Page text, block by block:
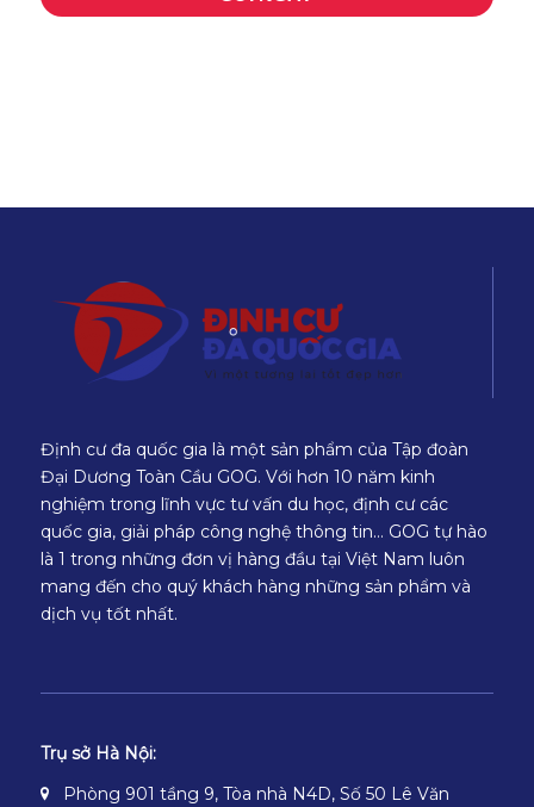
Định cư đa quốc gia là một sản phẩm của Tập đoàn
Đại Dương Toàn Cầu GOG. Với hơn 10 năm kinh
nghiệm trong lĩnh vực tư vấn du học, định cư các
quốc gia, giải pháp công nghệ thông tin… GOG tự hào
là 1 trong những đơn vị hàng đầu tại Việt Nam luôn
mang đến cho quý khách hàng những sản phẩm và
dịch vụ tốt nhất.
Trụ sở Hà Nội:
Phòng 901 tầng 9, Tòa nhà N4D, Số 50 Lê Văn